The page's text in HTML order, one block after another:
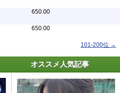
650.00
650.00
101-200位 →
オススメ人気記事